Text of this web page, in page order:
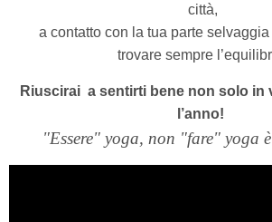
città,
a contatto con la tua parte
trovare sempre
Riuscirai a sentirti bene non solo in
l’anno!
"Essere" yoga, non "fare" yoga